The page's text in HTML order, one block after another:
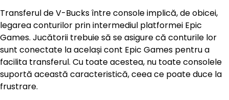
Transferul de V-Bucks între console implică, de obicei,
legarea conturilor prin intermediul platformei Epic
Games. Jucătorii trebuie să se asigure că conturile lor
sunt conectate la același cont Epic Games pentru a
facilita transferul. Cu toate acestea, nu toate consolele
suportă această caracteristică, ceea ce poate duce la
frustrare.